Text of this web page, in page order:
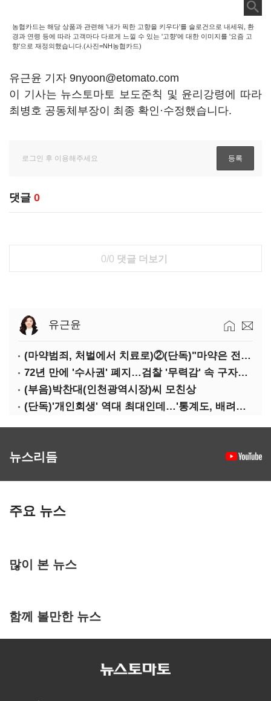
농협카드는 해당 상품과 관련해 '내가 픽한 고향을 키우다'를 슬로건으로 내세워, 환
경과 연령 등에 따라 고객마다 다르게 느낄 수 있는 '고향'에 대한 이미지를 '요즘 고
향'으로 재정의했습니다.(사진=NH농협카드)
유근윤 기자 9nyoon@etomato.com
이 기사는 뉴스토마토 보도준칙 및 윤리강령에 따라
최병호 공동체부장이 최종 확인·수정했습니다.
댓글 0
0/0 댓글 더보기
유근윤
(마약범죄, 처벌에서 치료로)②(단독)"마약은 전염병…여성 맞춤형 재활과정 개발 중"
72년 만에 '수사권' 폐지…검찰 '무력감' 속 구자현 사의
(부음)박찬대(인천광역시장)씨 모친상
(단독)'개인회생' 역대 최대인데…'통계도, 배려도' 없는 사법부
뉴스리듬
주요 뉴스
많이 본 뉴스
함께 볼만한 뉴스